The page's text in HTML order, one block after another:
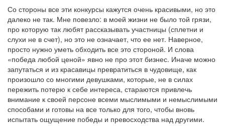
Со стороны все эти конкурсы кажутся очень красивыми, но это
далеко не так. Мне повезло: в моей жизни не было той грязи,
про которую так любят рассказывать участницы (сплетни и
слухи не в счет), но это не означает, что ее нет. Наверное,
просто нужно уметь обходить все это стороной. И слова
«победа любой ценой» явно не про этот бизнес. Иначе можно
запутаться и из красавицы превратиться в чудовище, как
произошло со многими девушками, которые, не в силах
пережить потерю к себе интереса, стараются привлечь
внимание к своей персоне всеми мыслимыми и немыслимыми
способами и готовы на все только для того, чтобы вновь
испытать ощущение победы и превосходства над другими.